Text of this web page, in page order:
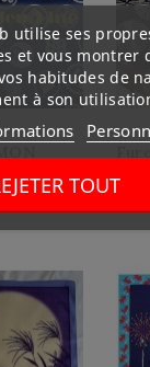
utilise ses
et vous montrer
habitudes de
à son
TOUT